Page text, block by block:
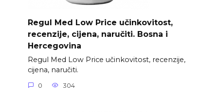
Regul Med Low Price učinkovitost,
recenzije, cijena, naručiti. Bosna i
Hercegovina
Regul Med Low Price učinkovitost, recenzije,
cijena, naručiti.
0 304